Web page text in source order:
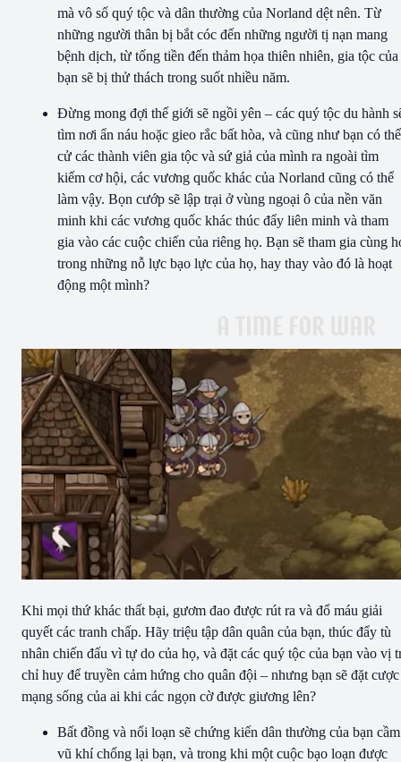
mà vô số quý tộc và dân thường của Norland dệt nên. Từ
những người thân bị bắt cóc đến những người tị nạn mang
bệnh dịch, từ tống tiền đến thảm họa thiên nhiên, gia tộc của
bạn sẽ bị thử thách trong suốt nhiều năm.
Đừng mong đợi thế giới sẽ ngồi yên – các quý tộc du hành
tìm nơi ẩn náu hoặc gieo rắc bất hòa, và cũng như bạn có thể
cử các thành viên gia tộc và sứ giả của mình ra ngoài tìm
kiếm cơ hội, các vương quốc khác của Norland cũng có thể
làm vậy. Bọn cướp sẽ lập trại ở vùng ngoại ô của nền văn
minh khi các vương quốc khác thúc đẩy liên minh và tham
gia vào các cuộc chiến của riêng họ. Bạn sẽ tham gia cùng
trong những nỗ lực bạo lực của họ, hay thay vào đó là hoạt
động một mình?
Khi mọi thứ khác thất bại, gươm đao được rút ra và đổ máu giải
quyết các tranh chấp. Hãy triệu tập dân quân của bạn, thúc đẩy tù
nhân chiến đấu vì tự do của họ, và đặt các quý tộc của bạn vào vị
chỉ huy để truyền cảm hứng cho quân đội – nhưng bạn sẽ đặt cược
mạng sống của ai khi các ngọn cờ được giương lên?
Bất đồng và nổi loạn sẽ chứng kiến dân thường của bạn cầm
vũ khí chống lại bạn, và trong khi một cuộc bạo loạn được